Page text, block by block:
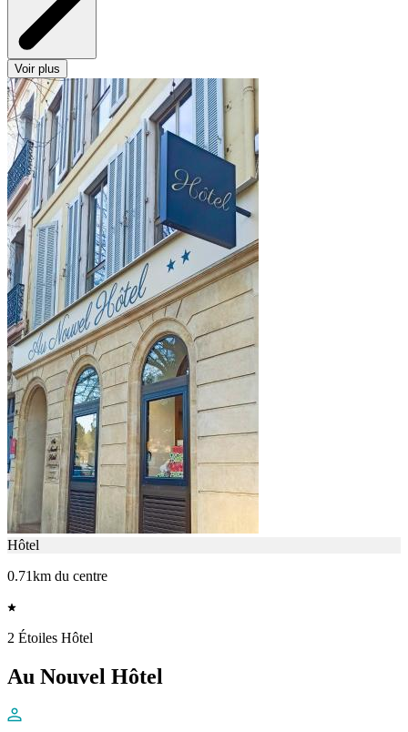
Voir plus
Hôtel
0.71km du centre
2 Étoiles Hôtel
Au Nouvel Hôtel